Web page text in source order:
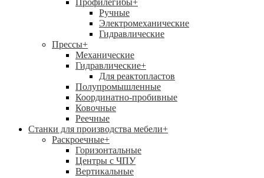
Профилегибы+
Ручные
Электромеханические
Гидравлические
Прессы+
Механические
Гидравлические+
Для реактопластов
Полупромышленные
Координатно-пробивные
Ковочные
Реечные
Станки для производства мебели+
Раскроечные+
Горизонтальные
Центры с ЧПУ
Вертикальные